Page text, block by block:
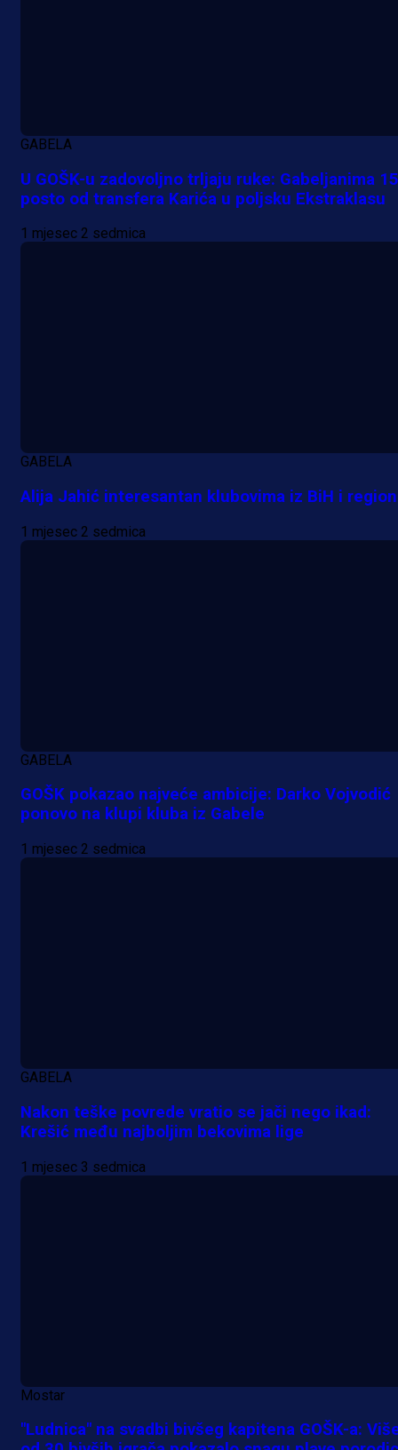
GABELA
U GOŠK-u zadovoljno trljaju ruke: Gabeljanima 15
posto od transfera Karića u poljsku Ekstraklasu
1 mjesec 2 sedmica
GABELA
Alija Jahić interesantan klubovima iz BiH i
1 mjesec 2 sedmica
GABELA
GOŠK pokazao najveće ambicije: Darko Vojvodić
ponovo na klupi kluba iz Gabele
1 mjesec 2 sedmica
GABELA
Nakon teške povrede vratio se jači nego ikad:
Krešić među najboljim bekovima lige
1 mjesec 3 sedmica
Mostar
"Ludnica" na svadbi bivšeg kapitena GOŠK-a: